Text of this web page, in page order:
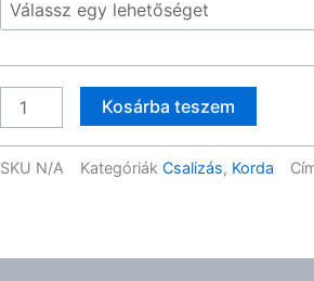
kicsi
100mm/nagy
120mm
csaliörlő
Kosárba teszem
SKU N/A Kategóriák Csalizás, Korda